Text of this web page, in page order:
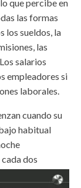
que percibe en
las formas
los sueldos, la
las
salarios
empleadores si
laborales.
cuando su
habitual
dos